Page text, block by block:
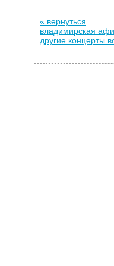
« вернуться
владимирская
другие концерты